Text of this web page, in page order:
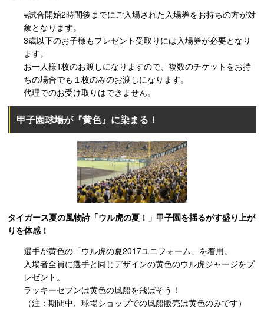
※試合開始2時間後までにご入場された入場券をお持ちの方が対
象となります。
3歳以下のお子様もプレゼント受取りには入場券が必要となり
ます。
お一人様1枚のお渡しになりますので、複数のチケットをお持
ちの場合でも１枚のみのお渡しになります。
代理でのお受け取りはできません。
甲子園球場が『黄色』に染まる！
タイガース夏の風物詩「ウル虎の夏！」甲子園を揺るがす盛り上が
りを体感！
選手が黄色の「ウル虎の夏2017ユニフォーム」を着用。
入場者全員に選手と同じデザインの黄色のウル虎ジャージをプ
レゼント。
ラッキーセブンは黄色の風船を飛ばそう！
（注：期間中、球場ショップでの風船販売は黄色のみです）